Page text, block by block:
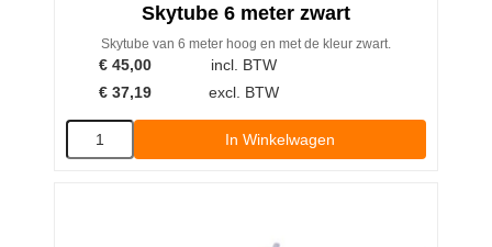
Skytube 6 meter zwart
Skytube van 6 meter hoog en met de kleur zwart.
€ 45,00
incl. BTW
€ 37,19 excl. BTW
In Winkelwagen